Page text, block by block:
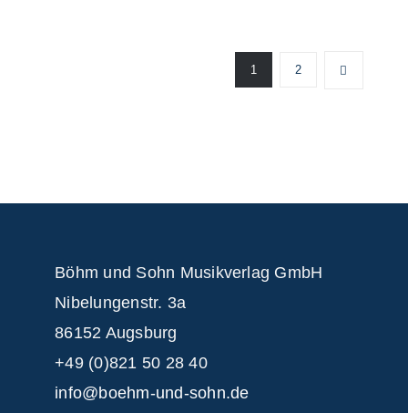
1 2
Böhm und Sohn Musikverlag GmbH
Nibelungenstr. 3a
86152 Augsburg
+49 (0)821 50 28 40
info@boehm-und-sohn.de